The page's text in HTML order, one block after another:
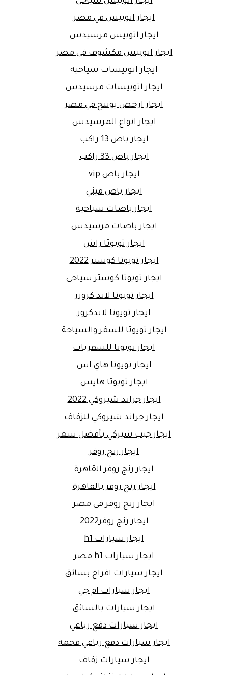
ايجار اتوبيس في مصر
ايجار اتوبيس مرسيدس
ايجار اتوبيس مكشوف فى مصر
ايجار اتوبيسات سياحية
ايجار اتوبيسات مرسيدس
ايجار ارخص يوتنج في مصر
ايجار انواع المرسيدس
ايجار باص 13 راكب
ايجار باص 33 راكب
ايجار باص vip
ايجار باص ميني
ايجار باصات سياحية
ايجار باصات مرسيدس
ايجار تويوتا راش
ايجار تويوتا كوستر 2022
ايجار تويوتا كوستر سياحي
ايجار تويوتا لاند كروزر
ايجار تويوتا لاندكروز
ايجار تويوتا للسفر والسياحة
ايجار تويوتا للسفريات
ايجار تويوتا هاي اس
ايجار تويوتا هايس
ايجار جراند شيروكي 2022
ايجار جراند شيروكي للزفاف
ايجار جيب شيركي بأفضل سعر
ايجار رنج روفر
ايجار رنج روفر القاهرة
ايجار رنج روفر بالقاهرة
ايجار رنج روفر في مصر
ايجار رنج روفر2022
ايجار سيارات h1
ايجار سيارات h1 مصر
ايجار سيارات افراح بسائق
ايجار سيارات ام جي
ايجار سيارات بالسائق
ايجار سيارات دفع رباعي
ايجار سيارات دفع رباعي فخمه
ايجار سيارات زفاف